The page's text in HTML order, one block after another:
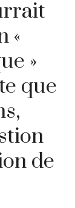
«
»
que
de